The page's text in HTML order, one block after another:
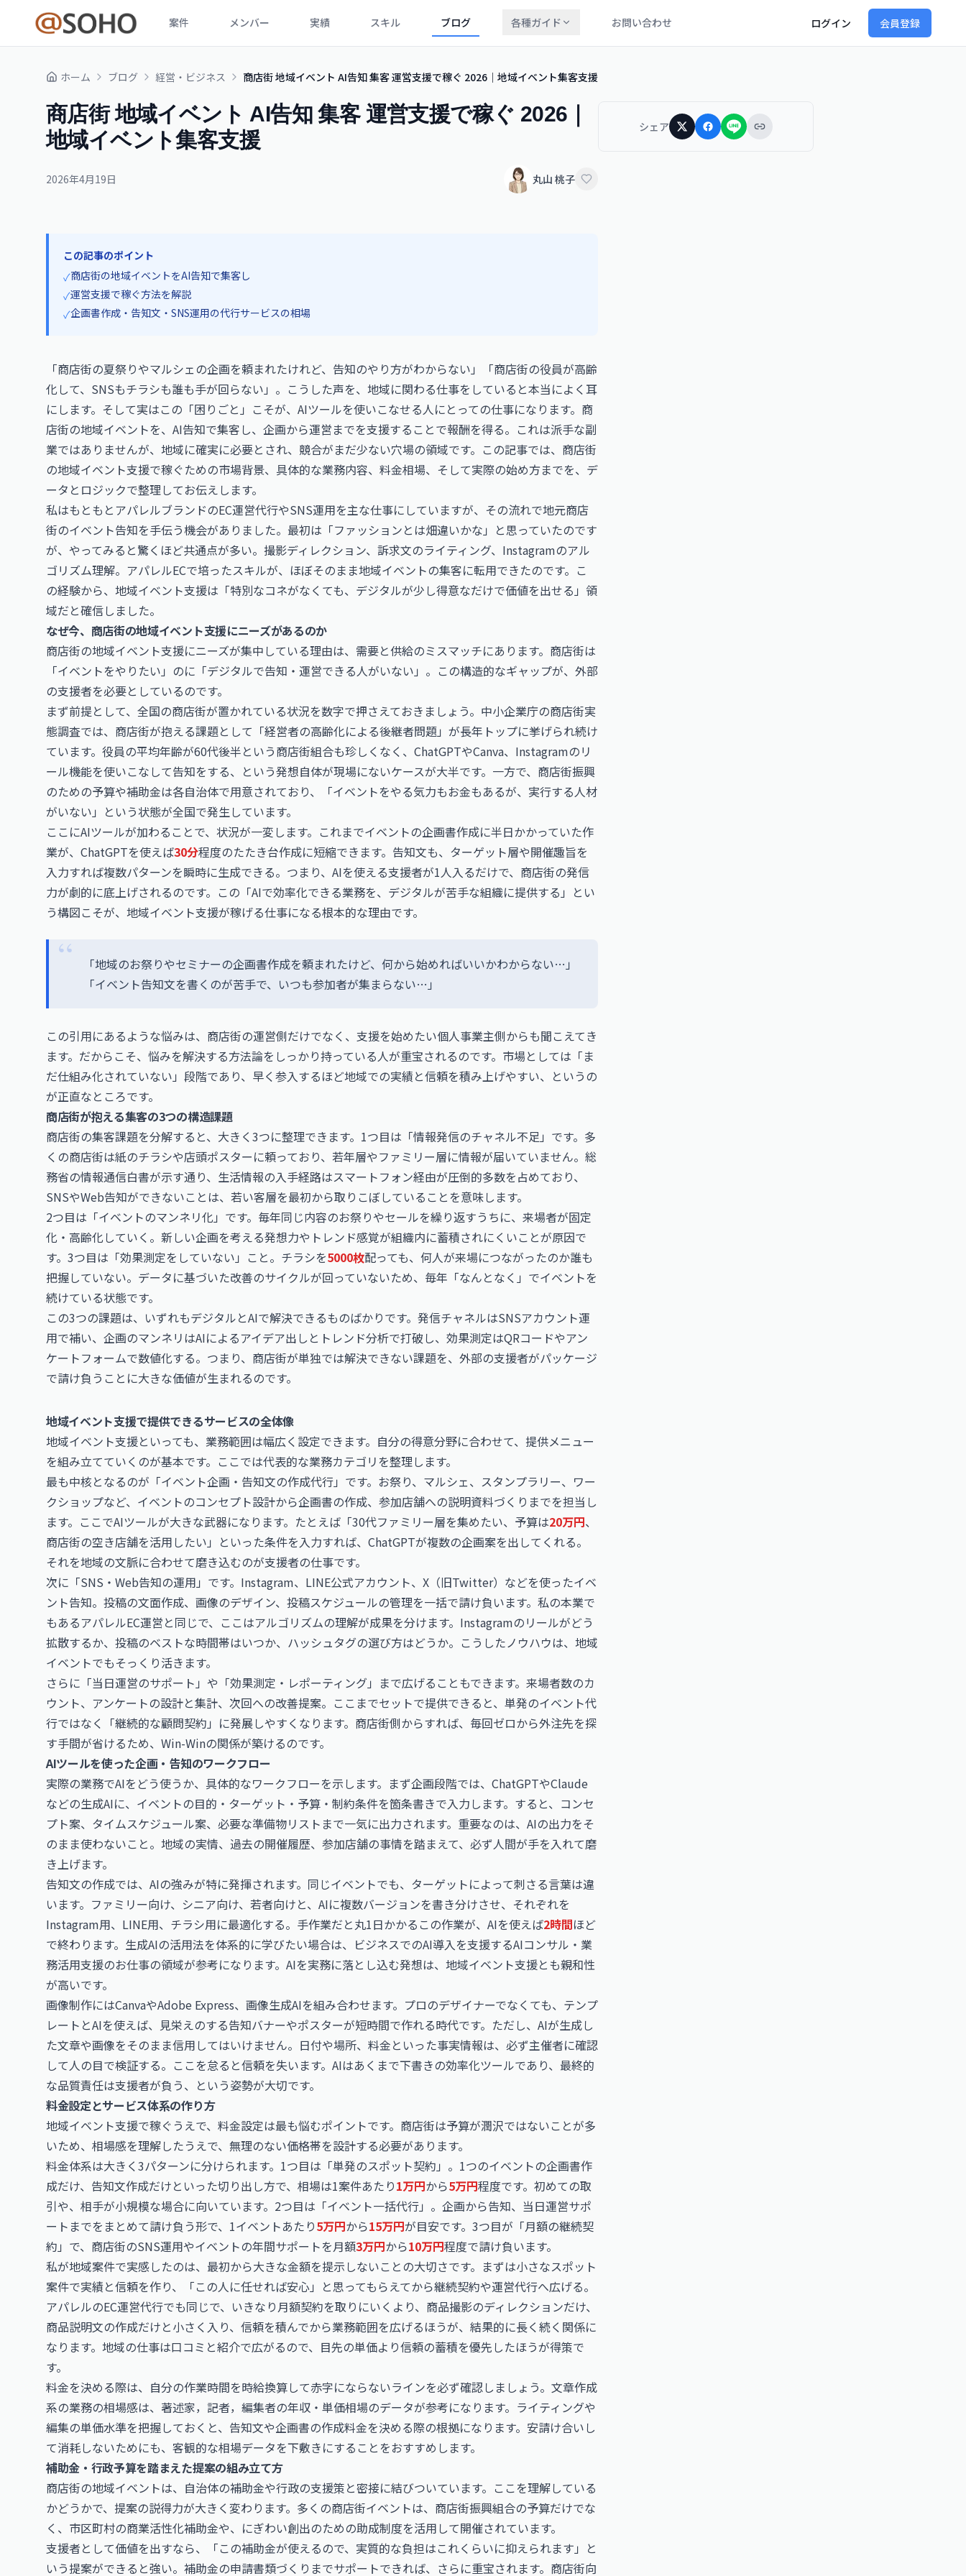
案件 メンバー 実績 スキル ブログ 各種ガイド お問い合わせ ログイン 会員登録
ホーム ブログ 経営・ビジネス 商店街 地域イベント AI告知 集客 運営支援で稼ぐ 2026｜地域イベント集客支援
商店街 地域イベント AI告知 集客 運営支援で稼ぐ 2026｜
地域イベント集客支援
2026年4月19日 丸山 桃子
この記事のポイント
✓商店街の地域イベントをAI告知で集客し
✓運営支援で稼ぐ方法を解説
✓企画書作成・告知文・SNS運用の代行サービスの相場
「商店街の夏祭りやマルシェの企画を頼まれたけれど、告知のやり方がわからない」「商店街の役員が高齢
化して、SNSもチラシも誰も手が回らない」。こうした声を、地域に関わる仕事をしていると本当によく耳
にします。そして実はこの「困りごと」こそが、AIツールを使いこなせる人にとっての仕事になります。商
店街の地域イベントを、AI告知で集客し、企画から運営までを支援することで報酬を得る。これは派手な副
業ではありませんが、地域に確実に必要とされ、競合がまだ少ない穴場の領域です。この記事では、商店街
の地域イベント支援で稼ぐための市場背景、具体的な業務内容、料金相場、そして実際の始め方までを、デ
ータとロジックで整理してお伝えします。
私はもともとアパレルブランドのEC運営代行やSNS運用を主な仕事にしていますが、その流れで地元商店
街のイベント告知を手伝う機会がありました。最初は「ファッションとは畑違いかな」と思っていたのです
が、やってみると驚くほど共通点が多い。撮影ディレクション、訴求文のライティング、Instagramのアル
ゴリズム理解。アパレルECで培ったスキルが、ほぼそのまま地域イベントの集客に転用できたのです。こ
の経験から、地域イベント支援は「特別なコネがなくても、デジタルが少し得意なだけで価値を出せる」領
域だと確信しました。
なぜ今、商店街の地域イベント支援にニーズがあるのか
商店街の地域イベント支援にニーズが集中している理由は、需要と供給のミスマッチにあります。商店街は
「イベントをやりたい」のに「デジタルで告知・運営できる人がいない」。この構造的なギャップが、外部
の支援者を必要としているのです。
まず前提として、全国の商店街が置かれている状況を数字で押さえておきましょう。中小企業庁の商店街実
態調査では、商店街が抱える課題として「経営者の高齢化による後継者問題」が長年トップに挙げられ続け
ています。役員の平均年齢が60代後半という商店街組合も珍しくなく、ChatGPTやCanva、Instagramのリ
ール機能を使いこなして告知をする、という発想自体が現場にないケースが大半です。一方で、商店街振興
のための予算や補助金は各自治体で用意されており、「イベントをやる気力もお金もあるが、実行する人材
がいない」という状態が全国で発生しています。
ここにAIツールが加わることで、状況が一変します。これまでイベントの企画書作成に半日かかっていた作
業が、ChatGPTを使えば30分程度のたたき台作成に短縮できます。告知文も、ターゲット層や開催趣旨を
入力すれば複数パターンを瞬時に生成できる。つまり、AIを使える支援者が1人入るだけで、商店街の発信
力が劇的に底上げされるのです。この「AIで効率化できる業務を、デジタルが苦手な組織に提供する」とい
う構図こそが、地域イベント支援が稼げる仕事になる根本的な理由です。
「地域のお祭りやセミナーの企画書作成を頼まれたけど、何から始めればいいかわからない…」
「イベント告知文を書くのが苦手で、いつも参加者が集まらない…」
この引用にあるような悩みは、商店街の運営側だけでなく、支援を始めたい個人事業主側からも聞こえてき
ます。だからこそ、悩みを解決する方法論をしっかり持っている人が重宝されるのです。市場としては「ま
だ仕組み化されていない」段階であり、早く参入するほど地域での実績と信頼を積み上げやすい、というの
が正直なところです。
商店街が抱える集客の3つの構造課題
商店街の集客課題を分解すると、大きく3つに整理できます。1つ目は「情報発信のチャネル不足」です。多
くの商店街は紙のチラシや店頭ポスターに頼っており、若年層やファミリー層に情報が届いていません。総
務省の情報通信白書が示す通り、生活情報の入手経路はスマートフォン経由が圧倒的多数を占めており、
SNSやWeb告知ができないことは、若い客層を最初から取りこぼしていることを意味します。
2つ目は「イベントのマンネリ化」です。毎年同じ内容のお祭りやセールを繰り返すうちに、来場者が固定
化・高齢化していく。新しい企画を考える発想力やトレンド感覚が組織内に蓄積されにくいことが原因で
す。3つ目は「効果測定をしていない」こと。チラシを5000枚配っても、何人が来場につながったのか誰も
把握していない。データに基づいた改善のサイクルが回っていないため、毎年「なんとなく」でイベントを
続けている状態です。
この3つの課題は、いずれもデジタルとAIで解決できるものばかりです。発信チャネルはSNSアカウント運
用で補い、企画のマンネリはAIによるアイデア出しとトレンド分析で打破し、効果測定はQRコードやアン
ケートフォームで数値化する。つまり、商店街が単独では解決できない課題を、外部の支援者がパッケージ
で請け負うことに大きな価値が生まれるのです。
地域イベント支援で提供できるサービスの全体像
地域イベント支援といっても、業務範囲は幅広く設定できます。自分の得意分野に合わせて、提供メニュー
を組み立てていくのが基本です。ここでは代表的な業務カテゴリを整理します。
最も中核となるのが「イベント企画・告知文の作成代行」です。お祭り、マルシェ、スタンプラリー、ワー
クショップなど、イベントのコンセプト設計から企画書の作成、参加店舗への説明資料づくりまでを担当し
ます。ここでAIツールが大きな武器になります。たとえば「30代ファミリー層を集めたい、予算は20万円、
商店街の空き店舗を活用したい」といった条件を入力すれば、ChatGPTが複数の企画案を出してくれる。
それを地域の文脈に合わせて磨き込むのが支援者の仕事です。
次に「SNS・Web告知の運用」です。Instagram、LINE公式アカウント、X（旧Twitter）などを使ったイベ
ント告知。投稿の文面作成、画像のデザイン、投稿スケジュールの管理を一括で請け負います。私の本業で
もあるアパレルEC運営と同じで、ここはアルゴリズムの理解が成果を分けます。Instagramのリールがどう
拡散するか、投稿のベストな時間帯はいつか、ハッシュタグの選び方はどうか。こうしたノウハウは、地域
イベントでもそっくり活きます。
さらに「当日運営のサポート」や「効果測定・レポーティング」まで広げることもできます。来場者数のカ
ウント、アンケートの設計と集計、次回への改善提案。ここまでセットで提供できると、単発のイベント代
行ではなく「継続的な顧問契約」に発展しやすくなります。商店街側からすれば、毎回ゼロから外注先を探
す手間が省けるため、Win-Winの関係が築けるのです。
AIツールを使った企画・告知のワークフロー
実際の業務でAIをどう使うか、具体的なワークフローを示します。まず企画段階では、ChatGPTやClaude
などの生成AIに、イベントの目的・ターゲット・予算・制約条件を箇条書きで入力します。すると、コンセ
プト案、タイムスケジュール案、必要な準備物リストまで一気に出力されます。重要なのは、AIの出力をそ
のまま使わないこと。地域の実情、過去の開催履歴、参加店舗の事情を踏まえて、必ず人間が手を入れて磨
き上げます。
告知文の作成では、AIの強みが特に発揮されます。同じイベントでも、ターゲットによって刺さる言葉は違
います。ファミリー向け、シニア向け、若者向けと、AIに複数バージョンを書き分けさせ、それぞれを
Instagram用、LINE用、チラシ用に最適化する。手作業だと丸1日かかるこの作業が、AIを使えば2時間ほど
で終わります。生成AIの活用法を体系的に学びたい場合は、ビジネスでのAI導入を支援するAIコンサル・業
務活用支援のお仕事の領域が参考になります。AIを実務に落とし込む発想は、地域イベント支援とも親和性
が高いです。
画像制作にはCanvaやAdobe Express、画像生成AIを組み合わせます。プロのデザイナーでなくても、テンプ
レートとAIを使えば、見栄えのする告知バナーやポスターが短時間で作れる時代です。ただし、AIが生成し
た文章や画像をそのまま信用してはいけません。日付や場所、料金といった事実情報は、必ず主催者に確認
して人の目で検証する。ここを怠ると信頼を失います。AIはあくまで下書きの効率化ツールであり、最終的
な品質責任は支援者が負う、という姿勢が大切です。
料金設定とサービス体系の作り方
地域イベント支援で稼ぐうえで、料金設定は最も悩むポイントです。商店街は予算が潤沢ではないことが多
いため、相場感を理解したうえで、無理のない価格帯を設計する必要があります。
料金体系は大きく3パターンに分けられます。1つ目は「単発のスポット契約」。1つのイベントの企画書作
成だけ、告知文作成だけといった切り出し方で、相場は1案件あたり1万円から5万円程度です。初めての取
引や、相手が小規模な場合に向いています。2つ目は「イベント一括代行」。企画から告知、当日運営サポ
ートまでをまとめて請け負う形で、1イベントあたり5万円から15万円が目安です。3つ目が「月額の継続契
約」で、商店街のSNS運用やイベントの年間サポートを月額3万円から10万円程度で請け負います。
私が地域案件で実感したのは、最初から大きな金額を提示しないことの大切さです。まずは小さなスポット
案件で実績と信頼を作り、「この人に任せれば安心」と思ってもらえてから継続契約や運営代行へ広げる。
アパレルのEC運営代行でも同じで、いきなり月額契約を取りにいくより、商品撮影のディレクションだけ、
商品説明文の作成だけと小さく入り、信頼を積んでから業務範囲を広げるほうが、結果的に長く続く関係に
なります。地域の仕事は口コミと紹介で広がるので、目先の単価より信頼の蓄積を優先したほうが得策で
す。
料金を決める際は、自分の作業時間を時給換算して赤字にならないラインを必ず確認しましょう。文章作成
系の業務の相場感は、 著述家，記者，編集者の年収・単価相場のデータが参考になります。ライティングや
編集の単価水準を把握しておくと、告知文や企画書の作成料金を決める際の根拠になります。安請け合いし
て消耗しないためにも、客観的な相場データを下敷きにすることをおすすめします。
補助金・行政予算を踏まえた提案の組み立て方
商店街の地域イベントは、自治体の補助金や行政の支援策と密接に結びついています。ここを理解している
かどうかで、提案の説得力が大きく変わります。多くの商店街イベントは、商店街振興組合の予算だけでな
く、市区町村の商業活性化補助金や、にぎわい創出のための助成制度を活用して開催されています。
支援者として価値を出すなら、「この補助金が使えるので、実質的な負担はこれくらいに抑えられます」と
いう提案ができると強い。補助金の申請書類づくりまでサポートできれば、さらに重宝されます。商店街向
シェア